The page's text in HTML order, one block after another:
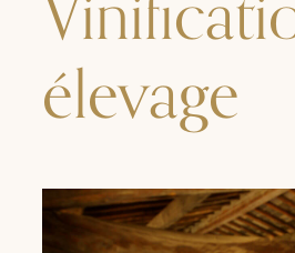
élevage